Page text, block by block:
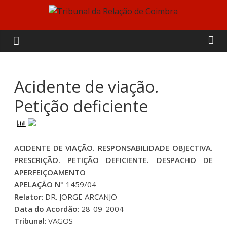
content
Tribunal
da
Relação
de
Coimbra
Acidente de viação.
Petição deficiente
ACIDENTE DE VIAÇÃO. RESPONSABILIDADE OBJECTIVA.
PRESCRIÇÃO. PETIÇÃO DEFICIENTE. DESPACHO DE
APERFEIÇOAMENTO
APELAÇÃO Nº 1459/04
Relator: DR. JORGE ARCANJO
Data do Acordão: 28-09-2004
Tribunal: VAGOS